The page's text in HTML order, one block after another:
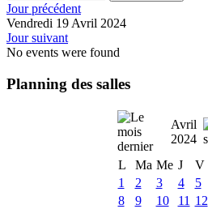
Jour précédent
Vendredi 19 Avril 2024
Jour suivant
No events were found
Planning des salles
Avril
2024
L
Ma Me J V
1
2 3 4 5
8
9 10 11 12